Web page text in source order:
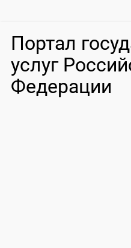
Портал
услуг
Федерации